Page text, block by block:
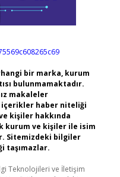
bir marka, kurum
bulunmamaktadır.
makaleler
içerikler haber niteliği
kişiler hakkında
kurum ve kişiler ile isim
Sitemizdeki bilgiler
taşımazlar.
Teknolojileri ve İletişim